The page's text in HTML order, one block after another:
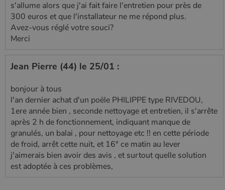
s'allume alors que j'ai fait faire l'entretien pour près de
300 euros et que l'installateur ne me répond plus.
Avez-vous réglé votre souci?
Merci
Jean Pierre (44) le 25/01 :
bonjour à tous
l'an dernier achat d'un poële PHILIPPE type RIVEDOU,
1ere année bien , seconde nettoyage et entretien, il s'arrête
après 2 h de fonctionnement, indiquant manque de
granulés, un balai , pour nettoyage etc !! en cette période
de froid, arrêt cette nuit, et 16° ce matin au lever
j'aimerais bien avoir des avis , et surtout quelle solution
est adoptée à ces problèmes,